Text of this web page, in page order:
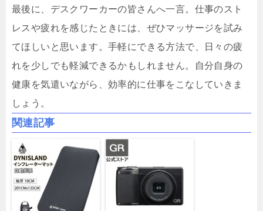
最後に、デスクワーカーの皆さんへ一言。仕事のスト
レスや疲れを感じたときには、ぜひマッサージを試み
てほしいと思います。手軽にできる方法で、日々の疲
れを少しでも軽減できるかもしれません。自分自身の
健康を気遣いながら、効率的に仕事をこなしていきま
しょう。
関連記事